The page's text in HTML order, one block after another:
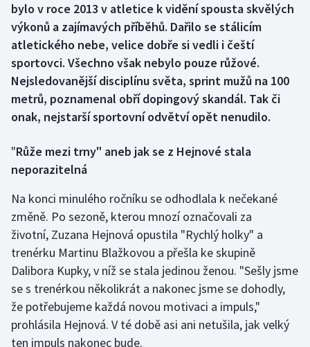
Box
Curling
Dostihy
Florbal
Golf
Gymnastika
Házená
Jezdectví
Judo
Krasobruslení
bylo v roce 2013 v atletice k vidění spousta skvělých
výkonů a zajímavých příběhů. Dařilo se stálicím
atletického nebe, velice dobře si vedli i čeští
sportovci. Všechno však nebylo pouze růžové.
Nejsledovanější disciplínu světa, sprint mužů na 100
metrů, poznamenal obří dopingový skandál. Tak či
onak, nejstarší sportovní odvětví opět nenudilo.
"Růže mezi trny" aneb jak se z Hejnové stala
neporazitelná
Na konci minulého ročníku se odhodlala k nečekané
změně. Po sezoně, kterou mnozí označovali za
životní, Zuzana Hejnová opustila "Rychlý holky" a
trenérku Martinu Blažkovou a přešla ke skupině
Dalibora Kupky, v níž se stala jedinou ženou. "Sešly jsme
se s trenérkou několikrát a nakonec jsme se dohodly,
že potřebujeme každá novou motivaci a impuls,"
prohlásila Hejnová. V té době asi ani netušila, jak velký
ten impuls nakonec bude.